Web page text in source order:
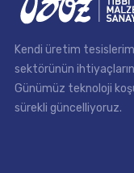
Kendi üretim
sektörünün
Günümüz teknoloji
sürekli güncelliyoruz.